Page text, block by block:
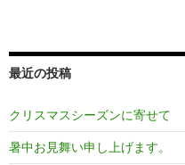
最近の投稿
クリスマスシーズンに寄せて
暑中お見舞い申し上げます。